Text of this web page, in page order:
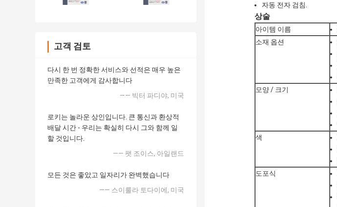
고객 검토
다시 한 번 정확한 서비스와 선적은 매우 높은
만족한 고객에게 감사합니다
—— 빅터 파디야, 미국
로키는 놀라운 상인입니다. 큰 통신과 환상적
배달 시간 - 우리는 확실히 다시 그와 함께 일
할 것입니다.
—— 팻 조이스, 아일랜드
모든 것은 좋았고 일자리가 완벽했습니다
—— 스이룰라 토다이에, 미국
자동 전자 검침.
상술
아이템 이름
소재 옵션
모양 / 크기
색
도포식